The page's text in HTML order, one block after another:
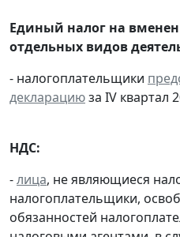
Единый налог на
отдельных видов
- налогоплательщики
декларациюза IV квартал
НДС:
-лица, не являющиеся
налогоплательщики,
обязанностей